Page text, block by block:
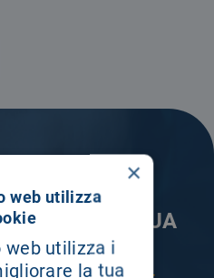
DELLA TUA
×
web utilizza
web utilizza i
la tua